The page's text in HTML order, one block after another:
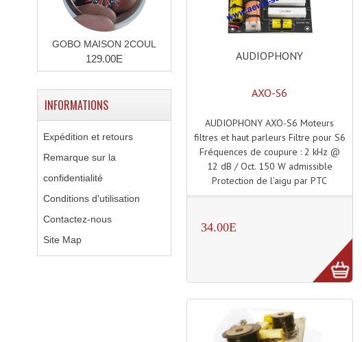
AUDIOPHONY
AXO-S6
AUDIOPHONY AXO-S6 Moteurs
filtres et haut parleurs Filtre pour S6
Fréquences de coupure : 2 kHz @
12 dB / Oct. 150 W admissible
Protection de l’aigu par PTC
34.00E
GOBO MAISON 2COUL
129.00E
INFORMATIONS
Expédition et retours
Remarque sur la
confidentialité
Conditions d'utilisation
Contactez-nous
Site Map